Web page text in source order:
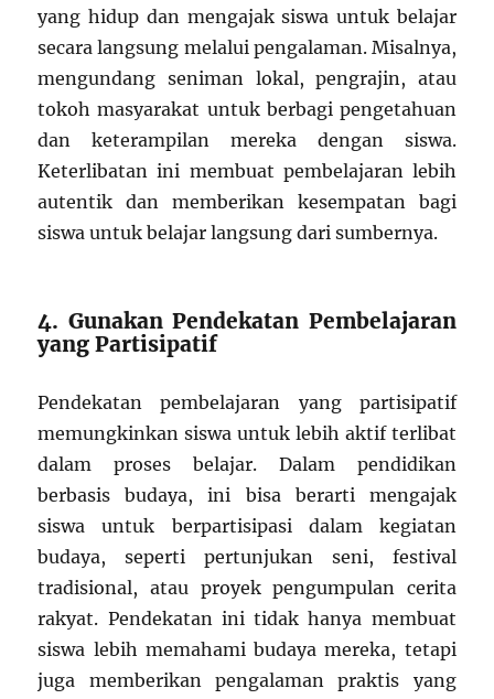
yang hidup dan mengajak siswa untuk belajar
secara langsung melalui pengalaman. Misalnya,
mengundang seniman lokal, pengrajin, atau
tokoh masyarakat untuk berbagi pengetahuan
dan keterampilan mereka dengan siswa.
Keterlibatan ini membuat pembelajaran lebih
autentik dan memberikan kesempatan bagi
siswa untuk belajar langsung dari sumbernya.
4. Gunakan Pendekatan Pembelajaran
yang Partisipatif
Pendekatan pembelajaran yang partisipatif
memungkinkan siswa untuk lebih aktif terlibat
dalam proses belajar. Dalam pendidikan
berbasis budaya, ini bisa berarti mengajak
siswa untuk berpartisipasi dalam kegiatan
budaya, seperti pertunjukan seni, festival
tradisional, atau proyek pengumpulan cerita
rakyat. Pendekatan ini tidak hanya membuat
siswa lebih memahami budaya mereka, tetapi
juga memberikan pengalaman praktis yang